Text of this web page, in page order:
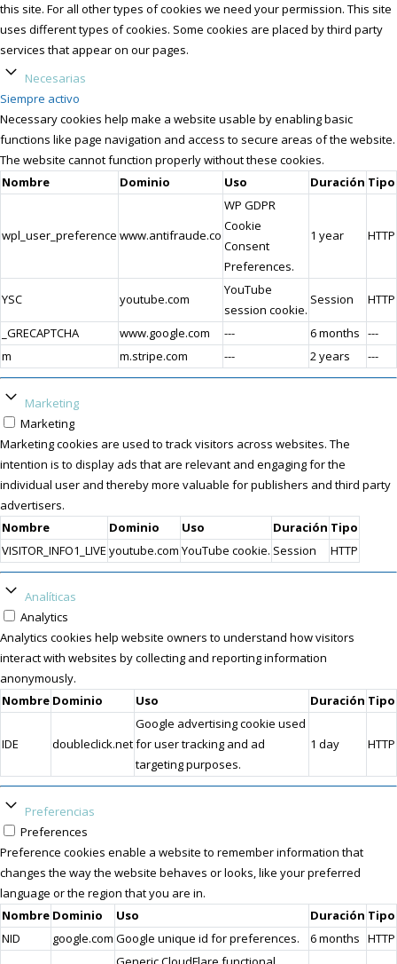
this site. For all other types of cookies we need your permission. This site
uses different types of cookies. Some cookies are placed by third party
services that appear on our pages.
Necesarias
Siempre activo
Necessary cookies help make a website usable by enabling basic
functions like page navigation and access to secure areas of the website.
The website cannot function properly without these cookies.
Nombre
Dominio Uso Duración Tipo
wpl_user_preference www.antifraude.co
WP GDPR
Cookie
Consent
Preferences.
1 year HTTP
YSC youtube.com
YouTube
session cookie.
Session HTTP
_GRECAPTCHA www.google.com --- 6 months ---
m
m.stripe.com --- 2 years ---
Marketing
Marketing
Marketing cookies are used to track visitors across websites. The
intention is to display ads that are relevant and engaging for the
individual user and thereby more valuable for publishers and third party
advertisers.
Nombre
Dominio Uso Duración Tipo
VISITOR_INFO1_LIVE youtube.com YouTube cookie. Session HTTP
Analíticas
Analytics
Analytics cookies help website owners to understand how visitors
interact with websites by collecting and reporting information
anonymously.
Nombre Dominio Uso Duración Tipo
IDE doubleclick.net
Google advertising cookie used
for user tracking and ad
targeting purposes.
1 day HTTP
Preferencias
Preferences
Preference cookies enable a website to remember information that
changes the way the website behaves or looks, like your preferred
language or the region that you are in.
Nombre Dominio Uso Duración Tipo
NID
google.com Google unique id for preferences. 6 months HTTP